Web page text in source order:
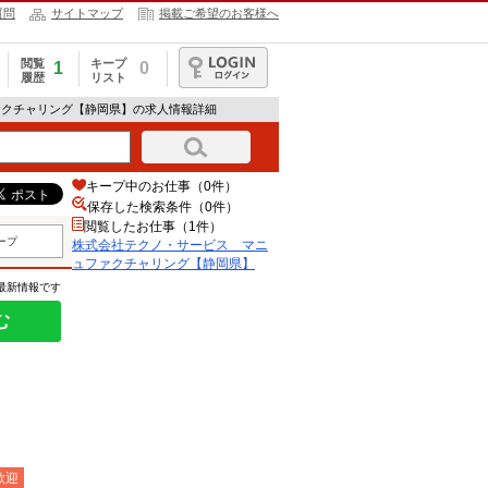
問 サイトマップ 掲載ご希望のお客様へ
閲覧
履歴
1
キープ
リスト
0
ログイン
チャリング【静岡県】の求人情報詳細
プ
新情報です
迎
キープ中のお仕事（0件）
保存した検索条件（0件）
閲覧したお仕事（1件）
株式会社テクノ・サービス マニ
ュファクチャリング【静岡県】